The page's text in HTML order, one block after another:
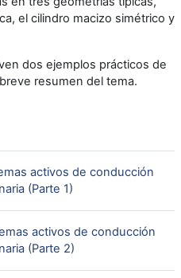
el cilindro macizo simétrico y
dos ejemplos prácticos de
resumen del tema.
activos de conducción
(Parte 1)
activos de conducción
(Parte 2)